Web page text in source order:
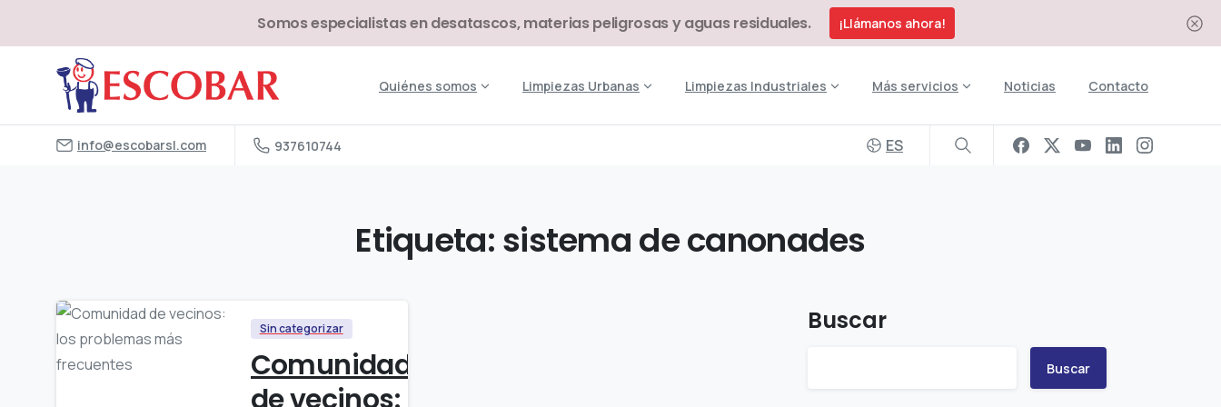
Somos especialistas en desatascos, materias peligrosas y aguas residuales. ¡Llámanos ahora!
Quiénes somos Limpiezas Urbanas Limpiezas Industriales Más servicios Noticias Contacto
info@escobarsl.com 937610744 ES
Etiqueta:sistemadecanonades
Sin categorizar
Comunidad
Buscar
Buscar